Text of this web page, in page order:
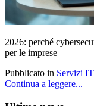
2026: perché
per le imprese
Pubblicato in Servizi IT
Continua a leggere...